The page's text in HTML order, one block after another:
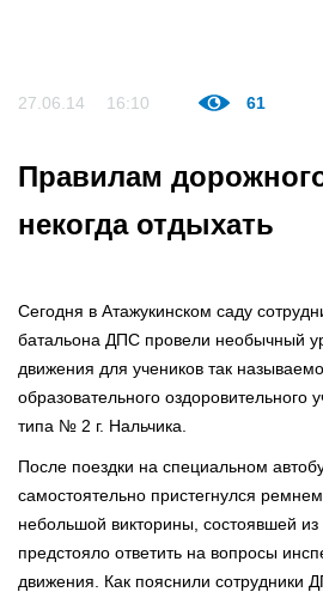
27.06.14 16:10 61
Правилам
некогда отдыхать
Сегодня в Атажукинском саду
батальона ДПС провели необычный
движения для учеников так
образовательного оздоровительного
типа № 2 г. Нальчика.
После поездки на специальном
самостоятельно пристегнулся
небольшой викторины, состоявшей из
предстояло ответить на вопросы
движения. Как пояснили сотрудники